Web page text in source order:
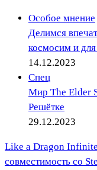
Особое мнение
Делимся
космосим и
14.12.2023
Спец
Мир The Elder
Решётке
29.12.2023
Like a Dragon
совместимость со